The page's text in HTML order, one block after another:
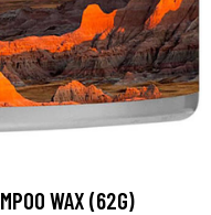
WAX (62G)